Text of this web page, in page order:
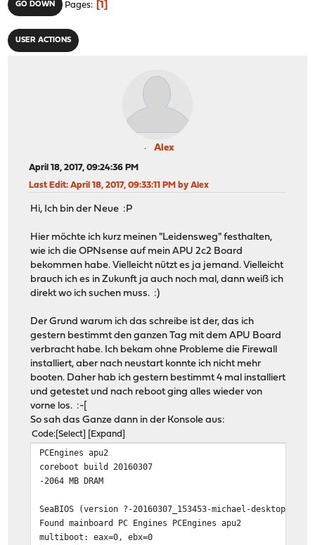
GO DOWN Pages 1
USER ACTIONS
Alex
April 18, 2017, 09:24:36 PM
Last Edit: April 18, 2017, 09:33:11 PM by Alex
Hi, Ich bin der Neue :P
Hier möchte ich kurz meinen "Leidensweg" festhalten,
wie ich die OPNsense auf mein APU 2c2 Board
bekommen habe. Vielleicht nützt es ja jemand. Vielleicht
brauch ich es in Zukunft ja auch noch mal, dann weiß ich
direkt wo ich suchen muss. :)
Der Grund warum ich das schreibe ist der, das ich
gestern bestimmt den ganzen Tag mit dem APU Board
verbracht habe. Ich bekam ohne Probleme die Firewall
installiert, aber nach neustart konnte ich nicht mehr
booten. Daher hab ich gestern bestimmt 4 mal installiert
und getestet und nach reboot ging alles wieder von
vorne los. :-[
So sah das Ganze dann in der Konsole aus:
Code Select Expand
PCEngines apu2
coreboot build 20160307
-2064 MB DRAM
SeaBIOS (version ?-20160307_153453-michael-desktop64)
Found mainboard PC Engines PCEngines apu2
multiboot: eax=0, ebx=0